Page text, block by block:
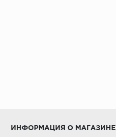
ИНФОРМАЦИЯ О МАГАЗИНЕ